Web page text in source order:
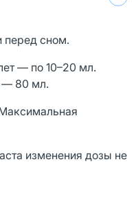
перед сном.
— по 10–20 мл.
— 80 мл.
изменения дозы не